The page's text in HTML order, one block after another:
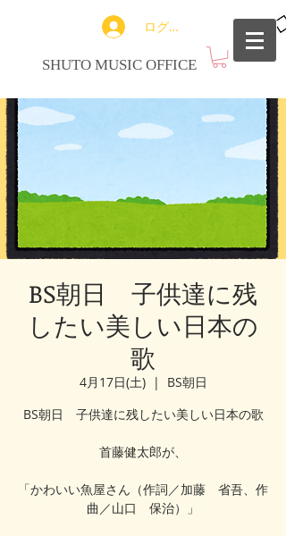
ログイン
SHUTO MUSIC OFFICE
BS朝日 子供達に残
したい美しい日本の
歌
4月17日(土)
  |
BS朝日
BS朝日 子供達に残したい美しい日本の歌
首藤健太郎が、
「かわいい魚屋さん（作詞／加藤 省吾、作
曲／山口 保治）」